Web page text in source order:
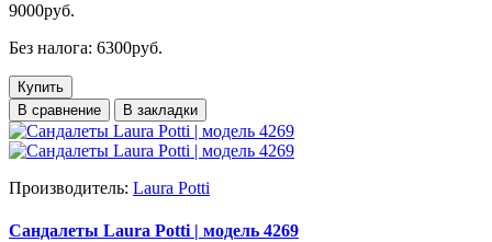
9000руб.
Без налога: 6300руб.
Купить
В сравнение
В закладки
Производитель: Laura Potti
Сандалеты Laura Potti | модель 4269